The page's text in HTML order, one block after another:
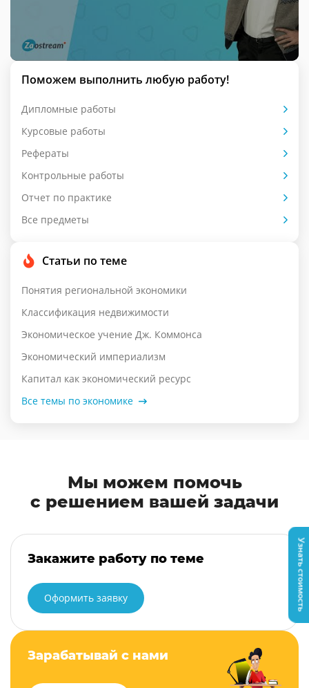
Поможем выполнить любую работу!
Дипломные работы
Курсовые работы
Рефераты
Контрольные работы
Отчет по практике
Все предметы
Статьи по теме
Понятия региональной экономики
Классификация недвижимости
Экономическое учение Дж. Коммонса
Экономический империализм
Капитал как экономический ресурс
Все темы по экономике
Мы можем помочь
с решением вашей задачи
Закажите работу по теме
Оформить заявку
Зарабатывай с нами
Узнать стоимость